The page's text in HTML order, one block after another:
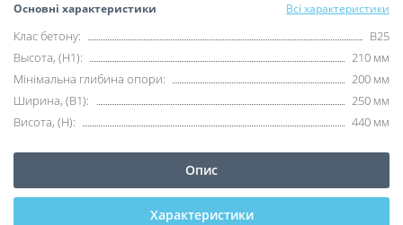
Основні характеристики Всі характеристики
Клас бетону:
B25
Высота, (H1):
210 мм
Мінімальна глибина опори:
200 мм
Ширина, (B1):
250 мм
Висота, (H):
440 мм
Опис
Характеристики